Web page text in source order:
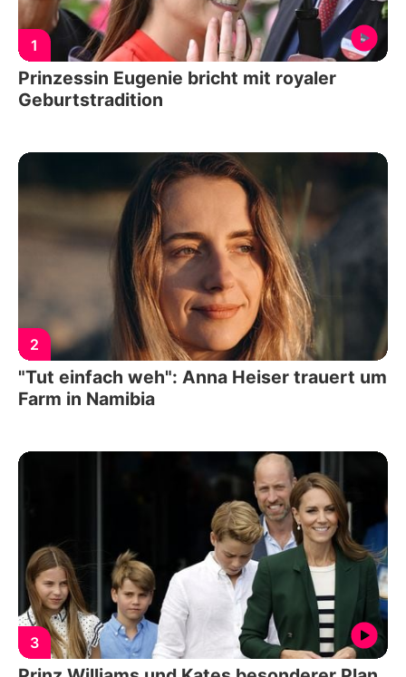
1
Prinzessin Eugenie bricht mit royaler
Geburtstradition
2
"Tut einfach weh": Anna Heiser trauert um
Farm in Namibia
3